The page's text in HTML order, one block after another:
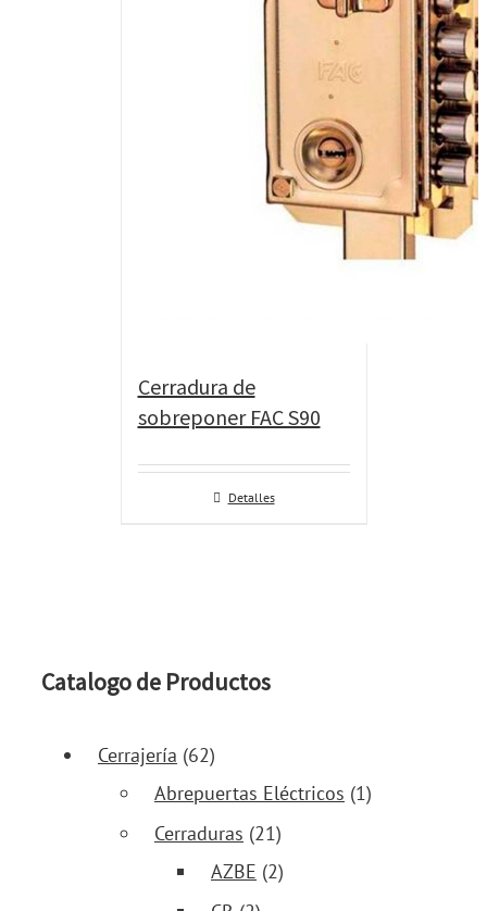
Cerradura de
sobreponer FAC S90
Detalles
Catalogo de Productos
Cerrajería (62)
Abrepuertas Eléctricos (1)
Cerraduras (21)
AZBE (2)